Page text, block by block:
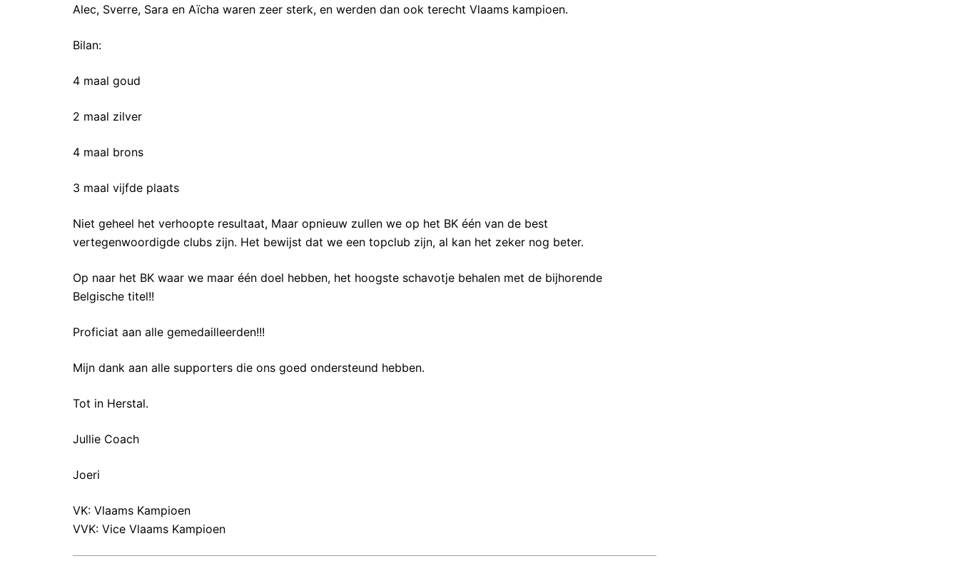
Alec, Sverre, Sara en Aïcha waren zeer sterk, en werden dan ook terecht Vlaams kampioen.
Bilan:
4 maal goud
2 maal zilver
4 maal brons
3 maal vijfde plaats
Niet geheel het verhoopte resultaat, Maar opnieuw zullen we op het BK één van de best
vertegenwoordigde clubs zijn. Het bewijst dat we een topclub zijn, al kan het zeker nog beter.
Op naar het BK waar we maar één doel hebben, het hoogste schavotje behalen met de bijhorende
Belgische titel!!
Proficiat aan alle gemedailleerden!!!
Mijn dank aan alle supporters die ons goed ondersteund hebben.
Tot in Herstal.
Jullie Coach
Joeri
VK: Vlaams Kampioen
VVK: Vice Vlaams Kampioen